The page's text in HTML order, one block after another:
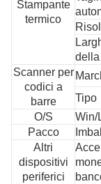
Stampante
termico
della
Scanner per
codici a
barre
Tipo
O/S
Win/
Pacco
Altri
dispositivi
periferici